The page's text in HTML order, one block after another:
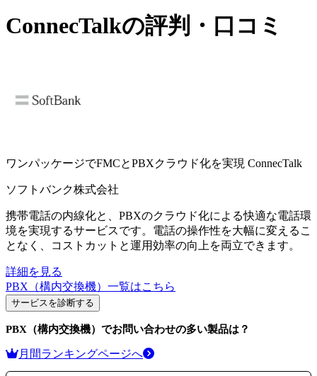
ConnecTalkの評判・口コミ
ワンパッケージでFMCとPBXクラウド化を実現 ConnecTalk
ソフトバンク株式会社
携帯電話の内線化と、PBXのクラウド化による快適な電話環
境を実現するサービスです。電話の操作性を大幅に変えるこ
となく、コストカットと運用効率の向上を両立できます。
詳細を見る
PBX（構内交換機） 一覧はこちら
サービスを診断する
PBX（構内交換機） でお問い合わせの多い製品は？
月間ランキングページへ